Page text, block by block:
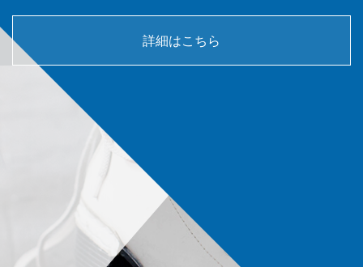
詳細はこちら